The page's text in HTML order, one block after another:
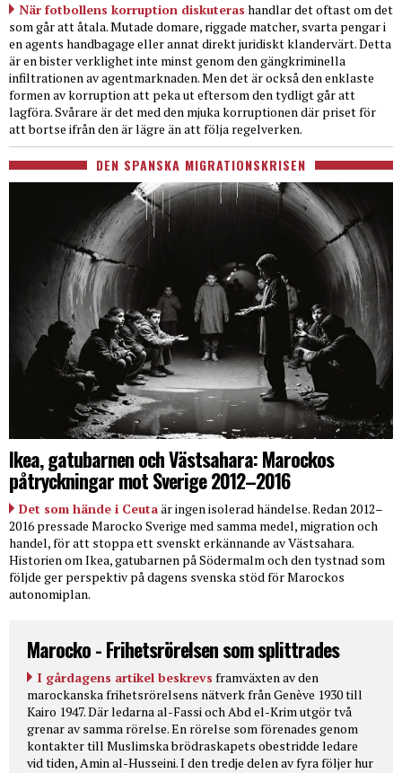
När fotbollens korruption diskuteras handlar det oftast om det
som går att åtala. Mutade domare, riggade matcher, svarta pengar i
en agents handbagage eller annat direkt juridiskt klandervärt. Detta
är en bister verklighet inte minst genom den gängkriminella
infiltrationen av agentmarknaden. Men det är också den enklaste
formen av korruption att peka ut eftersom den tydligt går att
lagföra. Svårare är det med den mjuka korruptionen där priset för
att bortse ifrån den är lägre än att följa regelverken.
DEN SPANSKA MIGRATIONSKRISEN
Ikea, gatubarnen och Västsahara: Marockos
påtryckningar mot Sverige 2012–2016
Det som hände i Ceutaär ingen isolerad händelse. Redan 2012–
2016 pressade Marocko Sverige med samma medel, migration och
handel, för att stoppa ett svenskt erkännande av Västsahara.
Historien om Ikea, gatubarnen på Södermalm och den tystnad som
följde ger perspektiv på dagens svenska stöd för Marockos
autonomiplan.
Marocko - Frihetsrörelsen som splittrades
I gårdagens artikel beskrevs framväxten av den
marockanska frihetsrörelsens nätverk från Genève 1930 till
Kairo 1947. Där ledarna al-Fassi och Abd el-Krim utgör två
grenar av samma rörelse. En rörelse som förenades genom
kontakter till Muslimska brödraskapets obestridde ledare
vid tiden, Amin al-Husseini. I den tredje delen av fyra följer hur